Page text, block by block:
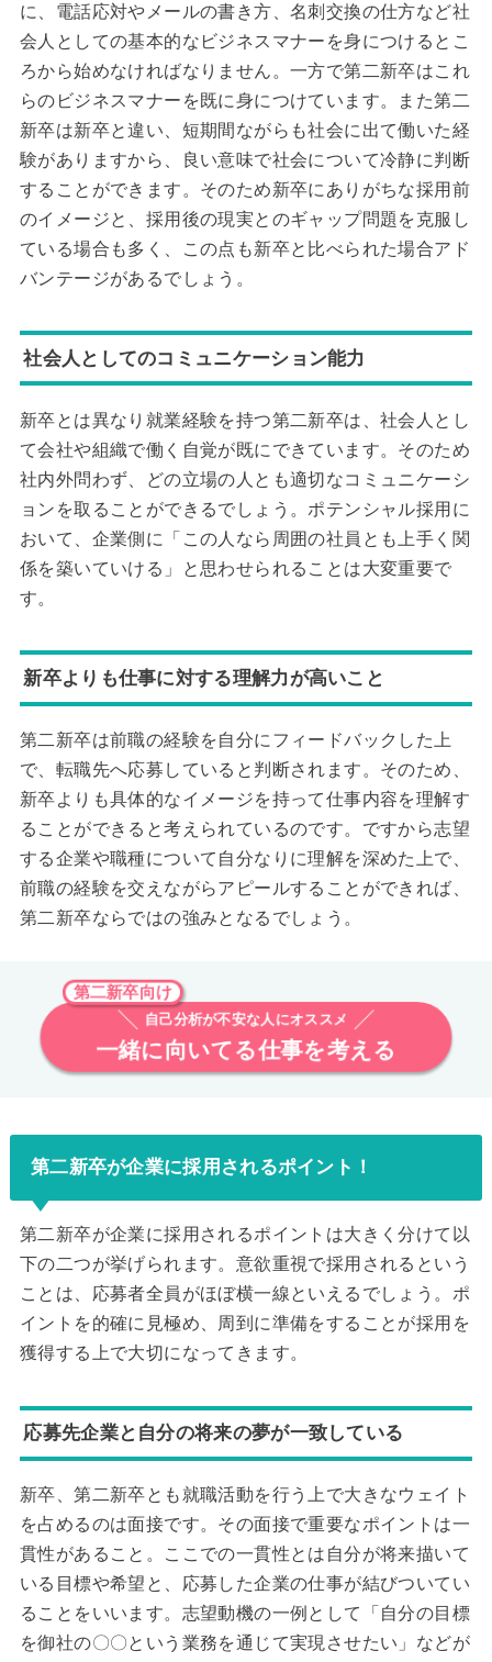
に、電話応対やメールの書き方、名刺交換の仕方など社
会人としての基本的なビジネスマナーを身につけるとこ
ろから始めなければなりません。一方で第二新卒はこれ
らのビジネスマナーを既に身につけています。また第二
新卒は新卒と違い、短期間ながらも社会に出て働いた経
験がありますから、良い意味で社会について冷静に判断
することができます。そのため新卒にありがちな採用前
のイメージと、採用後の現実とのギャップ問題を克服し
ている場合も多く、この点も新卒と比べられた場合アド
バンテージがあるでしょう。
社会人としてのコミュニケーション能力
新卒とは異なり就業経験を持つ第二新卒は、社会人とし
て会社や組織で働く自覚が既にできています。そのため
社内外問わず、どの立場の人とも適切なコミュニケーシ
ョンを取ることができるでしょう。ポテンシャル採用に
おいて、企業側に「この人なら周囲の社員とも上手く関
係を築いていける」と思わせられることは大変重要で
す。
新卒よりも仕事に対する理解力が高いこと
第二新卒は前職の経験を自分にフィードバックした上
で、転職先へ応募していると判断されます。そのため、
新卒よりも具体的なイメージを持って仕事内容を理解す
ることができると考えられているのです。ですから志望
する企業や職種について自分なりに理解を深めた上で、
前職の経験を交えながらアピールすることができれば、
第二新卒ならではの強みとなるでしょう。
第二新卒向け
自己分析が不安な人にオススメ
一緒に向いてる仕事を考える
第二新卒が企業に採用されるポイント！
第二新卒が企業に採用されるポイントは大きく分けて以
下の二つが挙げられます。意欲重視で採用されるという
ことは、応募者全員がほぼ横一線といえるでしょう。ポ
イントを的確に見極め、周到に準備をすることが採用を
獲得する上で大切になってきます。
応募先企業と自分の将来の夢が一致している
新卒、第二新卒とも就職活動を行う上で大きなウェイト
を占めるのは面接です。その面接で重要なポイントは一
貫性があること。ここでの一貫性とは自分が将来描いて
いる目標や希望と、応募した企業の仕事が結びついてい
ることをいいます。志望動機の一例として「自分の目標
を御社の〇〇という業務を通じて実現させたい」などが